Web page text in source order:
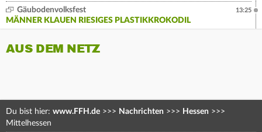
Gäubodenvolksfest
MÄNNER KLAUEN RIESIGES PLASTIKKROKODIL
13:25
AUS DEM NETZ
Du bist hier: www.FFH.de >>> Nachrichten >>> Hessen >>>
Mittelhessen